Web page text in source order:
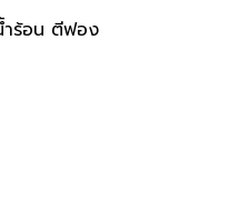
ำร้อน ตีฟอง